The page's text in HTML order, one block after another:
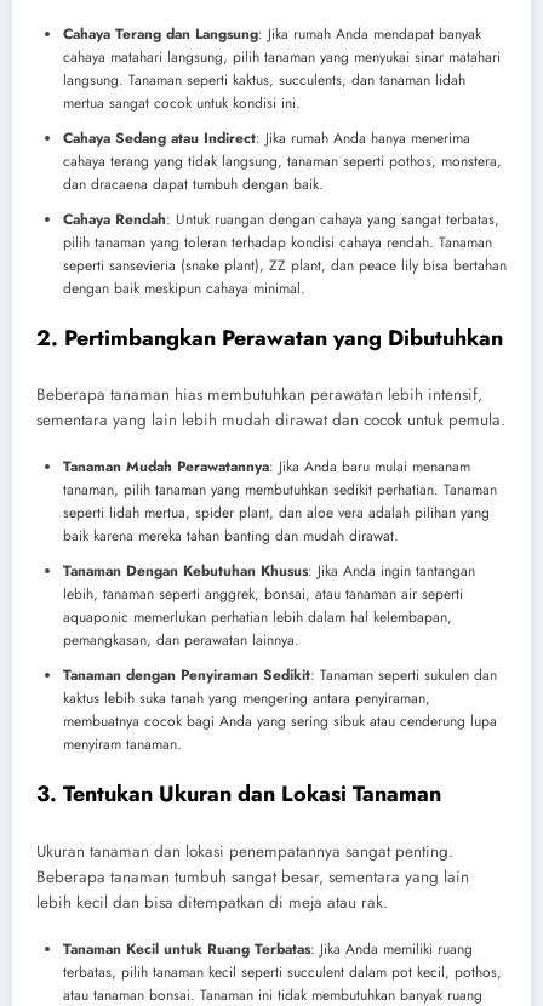
Cahaya Terang dan Langsung: Jika rumah Anda mendapat banyak
cahaya matahari langsung, pilih tanaman yang menyukai sinar matahari
langsung. Tanaman seperti kaktus, succulents, dan tanaman lidah
mertua sangat cocok untuk kondisi ini.
Cahaya Sedang atau Indirect: Jika rumah Anda hanya menerima
cahaya terang yang tidak langsung, tanaman seperti pothos, monstera,
dan dracaena dapat tumbuh dengan baik.
Cahaya Rendah: Untuk ruangan dengan cahaya yang sangat terbatas,
pilih tanaman yang toleran terhadap kondisi cahaya rendah. Tanaman
seperti sansevieria (snake plant), ZZ plant, dan peace lily bisa bertahan
dengan baik meskipun cahaya minimal.
2. Pertimbangkan Perawatan yang Dibutuhkan
Beberapa tanaman hias membutuhkan perawatan lebih intensif,
sementara yang lain lebih mudah dirawat dan cocok untuk pemula.
Tanaman Mudah Perawatannya: Jika Anda baru mulai menanam
tanaman, pilih tanaman yang membutuhkan sedikit perhatian. Tanaman
seperti lidah mertua, spider plant, dan aloe vera adalah pilihan yang
baik karena mereka tahan banting dan mudah dirawat.
Tanaman Dengan Kebutuhan Khusus: Jika Anda ingin tantangan
lebih, tanaman seperti anggrek, bonsai, atau tanaman air seperti
aquaponic memerlukan perhatian lebih dalam hal kelembapan,
pemangkasan, dan perawatan lainnya.
Tanaman dengan Penyiraman Sedikit: Tanaman seperti sukulen dan
kaktus lebih suka tanah yang mengering antara penyiraman,
membuatnya cocok bagi Anda yang sering sibuk atau cenderung lupa
menyiram tanaman.
3. Tentukan Ukuran dan Lokasi Tanaman
Ukuran tanaman dan lokasi penempatannya sangat penting.
Beberapa tanaman tumbuh sangat besar, sementara yang lain
lebih kecil dan bisa ditempatkan di meja atau rak.
Tanaman Kecil untuk Ruang Terbatas: Jika Anda memiliki ruang
terbatas, pilih tanaman kecil seperti succulent dalam pot kecil, pothos,
atau tanaman bonsai. Tanaman ini tidak membutuhkan banyak ruang